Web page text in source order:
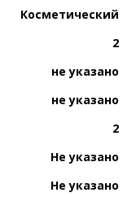
Косметический
2
не указано
не указано
2
Не указано
Не указано